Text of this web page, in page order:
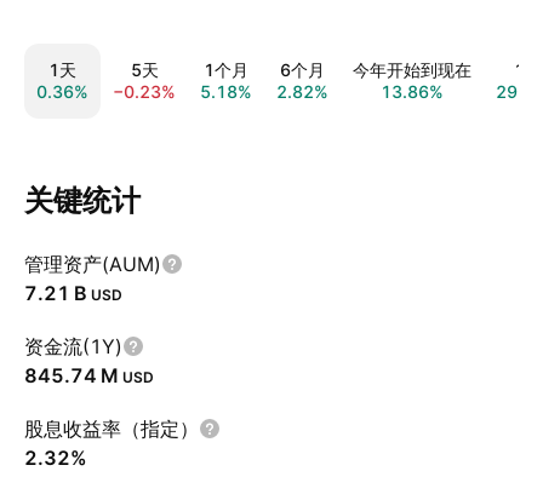
1天
0.36%
5天
−0.23%
1个月
5.18%
6个月
2.82%
今年开始到现在
13.86%
1年
关键统计
管理资产(AUM)
‪7.21 B‬ USD
资金流(1Y)
‪845.74 M‬ USD
股息收益率（指定）
2.32%